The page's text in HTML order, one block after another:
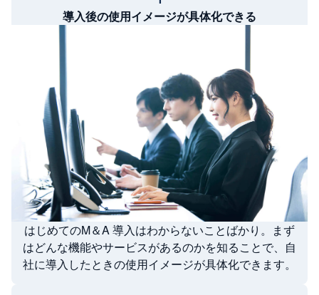
導入後の使用イメージが具体化できる
はじめてのM＆A 導入はわからないことばかり。まず
はどんな機能やサービスがあるのかを知ることで、自
社に導入したときの使用イメージが具体化できます。